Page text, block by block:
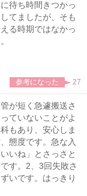
待ち時間きつかっ
てましたが、そも
る時期ではなかっ
参考になった 27
が短く急遽搬送さ
ていないことがよ
もあり、安心しま
態度です。急な入
いね」とさっさと
す。2、3回失敗さ
いです。はっきり